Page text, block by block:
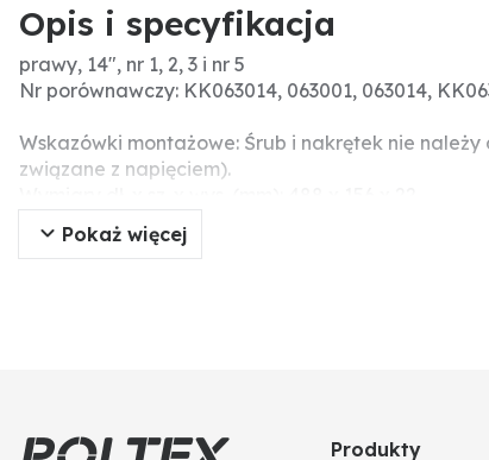
Opis i specyfikacja
prawy, 14", nr 1, 2, 3 i nr 5
Nr porównawczy: KK063014, 063001, 063014,
Wskazówki montażowe: Śrub i nakrętek nie
związane z napięciem).
Długość całkowita (mm): 488
Pokaż więcej
Produkty